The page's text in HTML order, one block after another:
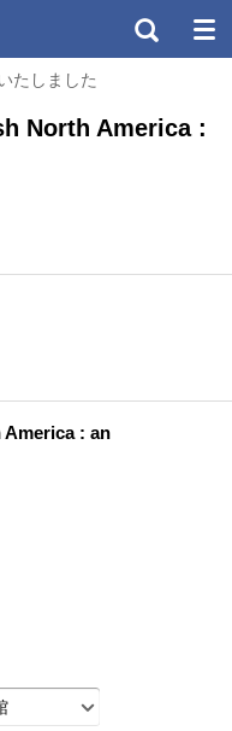
たしました
North America :
: an